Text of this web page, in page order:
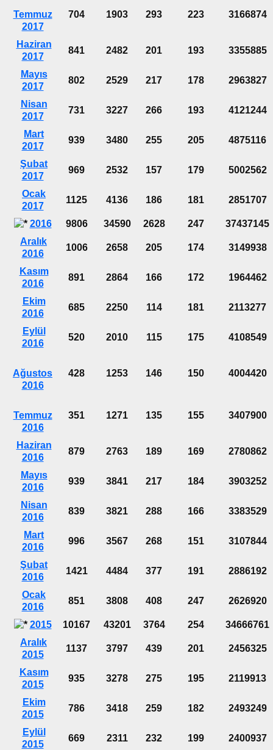
Temmuz
2017
704 1903 293 223 3166874
Haziran
2017
841 2482 201 193 3355885
Mayıs
2017
802 2529 217 178 2963827
Nisan
2017
731 3227 266 193 4121244
Mart
2017
939 3480 255 205 4875116
Şubat
2017
969 2532 157 179 5002562
Ocak
2017
1125 4136 186 181 2851707
2016 9806 34590 2628 247
37437145
Aralık
2016
1006 2658 205 174 3149938
Kasım
2016
891 2864 166 172 1964462
Ekim
2016
685 2250 114 181 2113277
Eylül
2016
520 2010 115 175 4108549
Ağustos
2016
428 1253 146 150 4004420
Temmuz
2016
351 1271 135 155 3407900
Haziran
2016
879 2763 189 169 2780862
Mayıs
2016
939 3841 217 184 3903252
Nisan
2016
839 3821 288 166 3383529
Mart
2016
996 3567 268 151 3107844
Şubat
2016
1421 4484 377 191 2886192
Ocak
2016
851 3808 408 247 2626920
2015 10167 43201 3764 254
34666761
Aralık
2015
1137 3797 439 201 2456325
Kasım
2015
935 3278 275 195 2119913
Ekim
2015
786 3418 259 182 2493249
Eylül
2015
669 2311 232 199 2400937